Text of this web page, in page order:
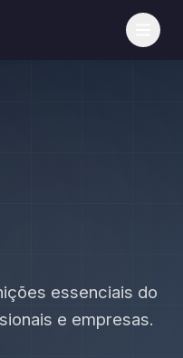
essenciais do
e empresas.